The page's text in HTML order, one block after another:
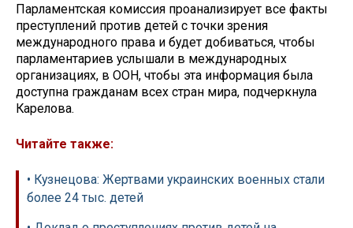
Парламентская комиссия проанализирует все факты
преступлений против детей с точки зрения
международного права и будет добиваться, чтобы
парламентариев услышали в международных
организациях, в ООН, чтобы эта информация была
доступна гражданам всех стран мира, подчеркнула
Карелова.
Читайте также:
• Кузнецова: Жертвами украинских военных стали
более 24 тыс. детей